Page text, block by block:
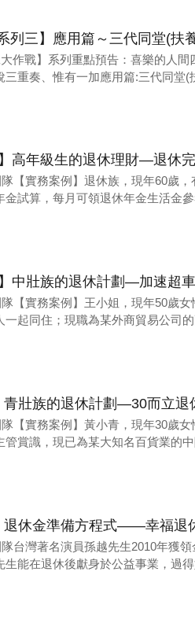
列三】應用篇～三代同堂(扶
大作戰】系列重點預告：喜樂的人
三重奏、惟有一加應用篇:三代同堂(
高年級生的退休理財—退休
【實務案例】退休族，現年60歲
金試算，每月可領退休年金生活金
】中壯族的退休計劃—加速超
【實務案例】王小姐，現年50歲
一起同住；現職為某外商貿易公司
青壯族的退休計劃—30而立退
【實務案例】黃小青，現年30歲
管賞識，現已為某大知名百貨業的
退休金準備方程式——幸福退
台灣著名演員孫越先生2010年獲
生能在退休後獻身於公益事業，過